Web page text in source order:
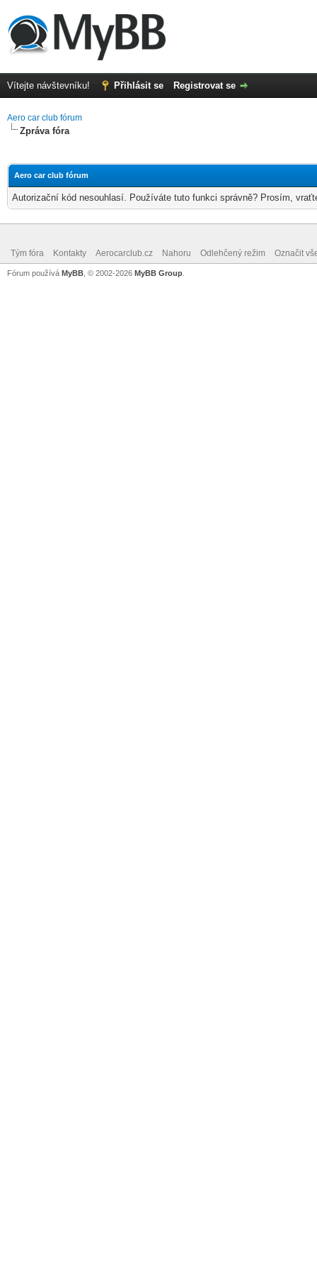
Vítejte návštevníku! Přihlásit se Registrovat se
Aero car club fórum
Zpráva fóra
Aero car club fórum
Autorizační kód nesouhlasí. Používáte tuto funkci správně? Prosím,
Tým fóra Kontakty Aerocarclub.cz Nahoru Odlehčený režim Označit
Fórum používá MyBB , © 2002-2026 MyBB Group